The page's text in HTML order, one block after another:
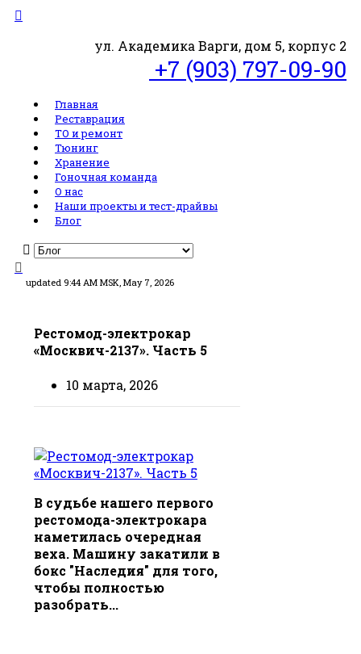
ул. Академика Варги, дом 5, корпус 2
+7 (903) 797-09-90
Главная
Реставрация
ТО и ремонт
Тюнинг
Хранение
Гоночная команда
О нас
Наши проекты и тест-драйвы
Блог
updated 9:44 AM MSK, May 7, 2026
Рестомод-электрокар
«Москвич-2137». Часть 5
10 марта, 2026
В судьбе нашего первого
рестомода-электрокара
наметилась очередная
веха. Машину закатили в
бокс "Наследия" для того,
чтобы полностью
разобрать...